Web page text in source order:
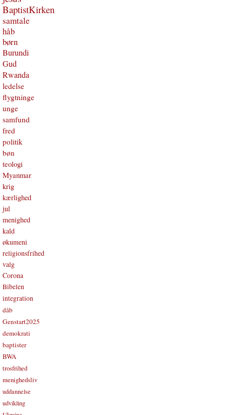
BaptistKirken
samtale
håb
børn
Burundi
Gud
Rwanda
ledelse
flygtninge
unge
samfund
fred
politik
bøn
teologi
Myanmar
krig
kærlighed
jul
menighed
kald
økumeni
religionsfrihed
valg
Corona
Bibelen
integration
dåb
Genstart2025
demokrati
baptister
BWA
trosfrihed
menighedsliv
uddannelse
udvikling